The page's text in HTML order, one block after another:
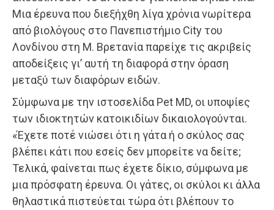
Μια έρευνα που διεξήχθη λίγα χρόνια νωρίτερα
από βιολόγους στο Πανεπιστήμιο City του
Λονδίνου στη Μ. Βρετανία παρείχε τις ακριβείς
αποδείξεις γι’ αυτή τη διαφορά στην όραση
μεταξύ των διαφόρων ειδών.
Σύμφωνα με την ιστοσελίδα Pet MD, οι υποψίες
των ιδιοκτητών κατοικιδίων δικαιολογούνται.
«Έχετε ποτέ νιώσει ότι η γάτα ή ο σκύλος σας
βλέπει κάτι που εσείς δεν μπορείτε να δείτε;
Τελικά, φαίνεται πως έχετε δίκιο, σύμφωνα με
μια πρόσφατη έρευνα. Οι γάτες, οι σκύλοι κι άλλα
θηλαστικά πιστεύεται τώρα ότι βλέπουν το